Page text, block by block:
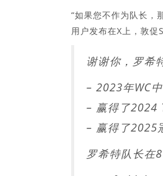
“如果您不作为队长，
用户发布在X上，敦促
谢谢你，罗希
– 2023年WC
– 赢得了2024
– 赢得了2025
罗希特队长在